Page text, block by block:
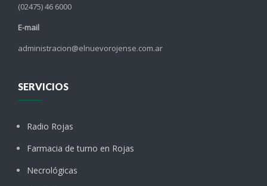
(02475) 46 6000
E-mail
administracion@elnuevorojense.com.ar
SERVICIOS
Radio Rojas
Farmacia de turno en Rojas
Necrológicas